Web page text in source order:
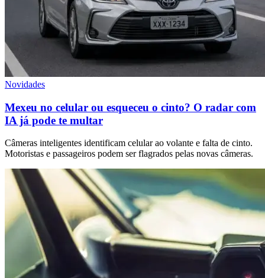
Novidades
Mexeu no celular ou esqueceu o cinto? O radar com
IA já pode te multar
Câmeras inteligentes identificam celular ao volante e falta de cinto.
Motoristas e passageiros podem ser flagrados pelas novas câmeras.